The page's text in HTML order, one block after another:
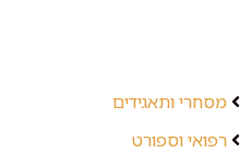
מסחרי ותאגידים
רפואי וספורט